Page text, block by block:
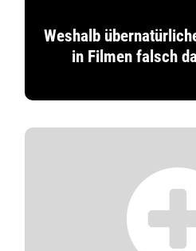
Weshalb
in Filmen falsch